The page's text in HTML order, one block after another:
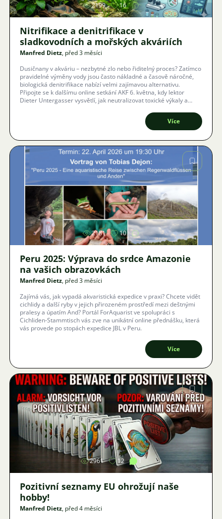
2199 16
Nitrifikace a denitrifikace v
sladkovodních a mořských akváriích
Manfred Dietz, před 3 měsíci
Dusičnany v akváriu – nezbytné zlo nebo řiditelný proces? Zatímco
pravidelné výměny vody jsou často nákladné a časově náročné,
biologická denitrifikace nabízí velmi zajímavou alternativu.
Připojte se k dalšímu online setkání AKF 6. května, kdy lektor
Dieter Untergasser vysvětlí, jak neutralizovat toxické výkaly a
Více
Obrázek
2181 10
Peru 2025: Výprava do srdce Amazonie
na vašich obrazovkách
Manfred Dietz, před 3 měsíci
Zajímá vás, jak vypadá akvaristická expedice v praxi? Chcete vidět
cichlidy a další ryby v jejich přirozeném prostředí mezi deštnými
pralesy a úpatím And? Portál ForAquarist ve spolupráci s
Cichliden-Stammtisch vás zve na unikátní online přednášku, která
vás provede po stopách expedice JBL v Peru.
Více
Obrázek
2961 12 1
Pozitivní seznamy EU ohrožují naše
hobby!
Manfred Dietz, před 4 měsíci